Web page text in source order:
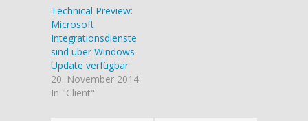
Technical Preview:
Microsoft
Integrationsdienste
sind über Windows
Update verfügbar
20. November 2014
In "Client"